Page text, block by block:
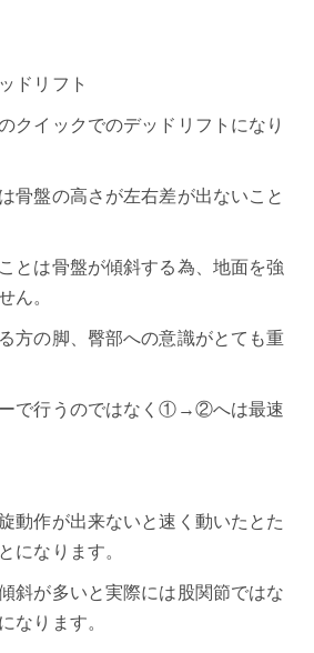
ドリフト
イックでのデッドリフトになり
骨盤の高さが左右差が出ないこと
とは骨盤が傾斜する為、地面を強
ん。
方の脚、臀部への意識がとても重
ーで行うのではなく①→②へは最速
動作が出来ないと速く動いたとた
になります。
斜が多いと実際には股関節ではな
なります。